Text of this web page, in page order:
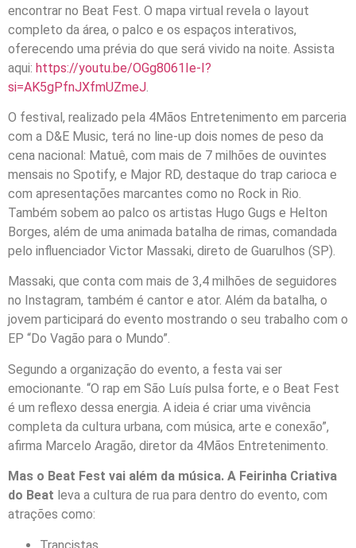
encontrar no Beat Fest. O mapa virtual revela o layout
completo da área, o palco e os espaços interativos,
oferecendo uma prévia do que será vivido na noite. Assista
aqui: https://youtu.be/OGg8061Ie-I?
si=AK5gPfnJXfmUZmeJ
O festival, realizado pela 4Mãos Entretenimento em parceria
com a D&E Music, terá no line-up dois nomes de peso da
cena nacional: Matuê, com mais de 7 milhões de ouvintes
mensais no Spotify, e Major RD, destaque do trap carioca e
com apresentações marcantes como no Rock in Rio.
Também sobem ao palco os artistas Hugo Gugs e Helton
Borges, além de uma animada batalha de rimas, comandada
pelo influenciador Victor Massaki, direto de Guarulhos (SP).
Massaki, que conta com mais de 3,4 milhões de seguidores
no Instagram, também é cantor e ator. Além da batalha, o
jovem participará do evento mostrando o seu trabalho com o
EP “Do Vagão para o Mundo”.
Segundo a organização do evento, a festa vai ser
emocionante. “O rap em São Luís pulsa forte, e o Beat Fest
é um reflexo dessa energia. A ideia é criar uma vivência
completa da cultura urbana, com música, arte e conexão”,
afirma Marcelo Aragão, diretor da 4Mãos Entretenimento.
Mas o Beat Fest vai além da música. A Feirinha Criativa
do Beat leva a cultura de rua para dentro do evento, com
atrações como:
Trancistas